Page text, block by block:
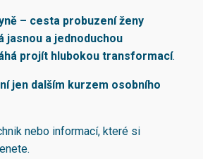
– cesta probuzení ženy
jasnou a jednoduchou
projít hlubokou transformací.
jen dalším kurzem osobního
nebo informací, které si